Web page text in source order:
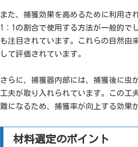
また、捕獲効果を高めるために利用さ
1：1の割合で使用する方法が一般的で
も注目されています。これらの自然由
して評価されています。
さらに、捕獲器内部には、捕獲後に虫
工夫が取り入れられています。この工
難になるため、捕獲率が向上する効果
材料選定のポイント